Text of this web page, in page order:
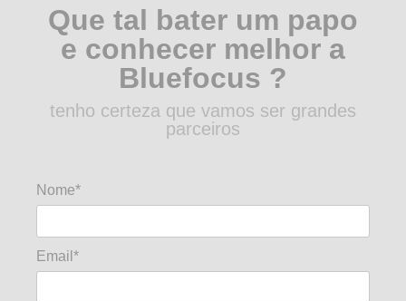
Que tal bater um papo
e conhecer melhor a
Bluefocus ?
tenho certeza que vamos ser grandes
parceiros
Nome*
Email*